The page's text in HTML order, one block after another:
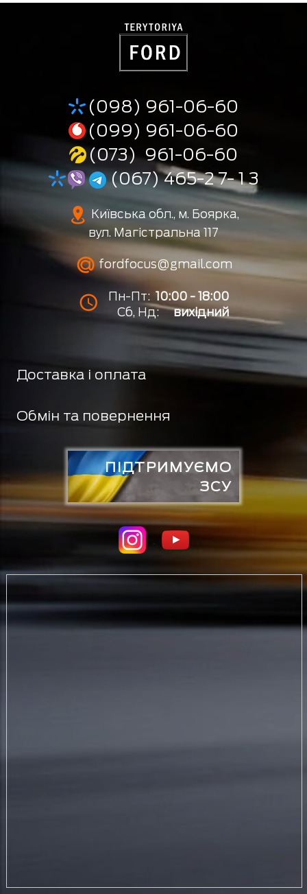
(098) 961-06-60
(099) 961-06-60
(073) 961-06-60
(067) 465-2 7- 1 3
Київська обл., м. Боярка,
вул. Магістральна 117
fordfocus@gmail.com
Пн-Пт: 10:00 - 18:00
Сб, Нд:
вихідний
Доставка і оплата
Обмін та повернення
ПІДТРИМУЄМО
ЗСУ